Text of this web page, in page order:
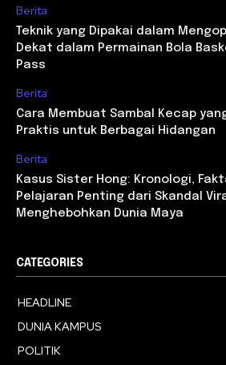
Berita
Teknik yang Dipakai dalam
Dekat dalam Permainan Bola
Pass
Berita
Cara Membuat Sambal Kecap
Praktis untuk Berbagai Hidangan
Berita
Kasus Sister Hong: Kronologi,
Pelajaran Penting dari Skandal
Menghebohkan Dunia Maya
CATEGORIES
HEADLINE
DUNIA KAMPUS
POLITIK